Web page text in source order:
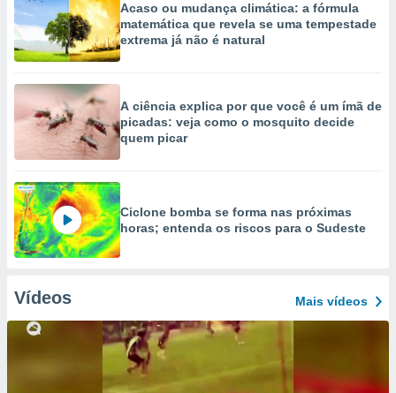
Acaso ou mudança climática: a fórmula
matemática que revela se uma tempestade
extrema já não é natural
A ciência explica por que você é um ímã de
picadas: veja como o mosquito decide
quem picar
Ciclone bomba se forma nas próximas
horas; entenda os riscos para o Sudeste
Vídeos Mais vídeos